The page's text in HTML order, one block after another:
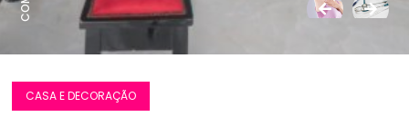
CASA E DECORAÇÃO